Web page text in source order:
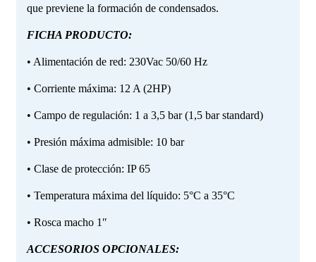
que previene la formación de condensados.
FICHA PRODUCTO:
• Alimentación de red: 230Vac 50/60 Hz
• Corriente máxima: 12 A (2HP)
• Campo de regulación: 1 a 3,5 bar (1,5 bar standard)
• Presión máxima admisible: 10 bar
• Clase de protección: IP 65
• Temperatura máxima del líquido: 5°C a 35°C
• Rosca macho 1″
ACCESORIOS OPCIONALES: